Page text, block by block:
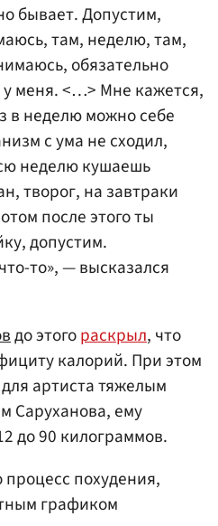
бывает. Допустим,
там, неделю, там,
обязательно
меня. <…> Мне кажется,
в неделю можно себе
с ума не сходил,
неделю кушаешь
творог, на завтраки
после этого ты
допустим.
то», — высказался
до этогораскрыл, что
калорий. При этом
артиста тяжелым
Саруханова, ему
до 90 килограммов.
похудения,
графиком